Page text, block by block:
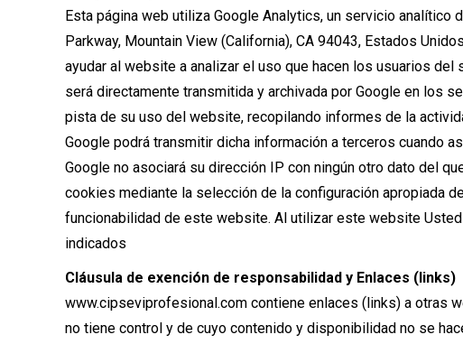
Esta página web utiliza Google Analytics, un servicio analítico
Parkway, Mountain View (California), CA 94043, Estados
ayudar al website a analizar el uso que hacen los usuarios
será directamente transmitida y archivada por Google en los
pista de su uso del website, recopilando informes de la
Google podrá transmitir dicha información a terceros cuando
Google no asociará su dirección IP con ningún otro dato del
cookies mediante la selección de la configuración apropiada
funcionabilidad de este website. Al utilizar este website
indicados
Cláusula de exención de responsabilidad y Enlaces (links)
www.cipseviprofesional.com contiene enlaces (links) a otras
no tiene control y de cuyo contenido y disponibilidad no se